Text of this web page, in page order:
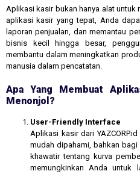
Aplikasi kasir bukan hanya alat untuk
aplikasi kasir yang tepat, Anda
laporan penjualan, dan memantau
bisnis kecil hingga besar,
membantu dalam meningkatkan
manusia dalam pencatatan.
Apa Yang Membuat
Menonjol?
User-Friendly Interface
Aplikasi kasir dari
mudah dipahami, bahkan
khawatir tentang kurva
memungkinkan Anda untuk